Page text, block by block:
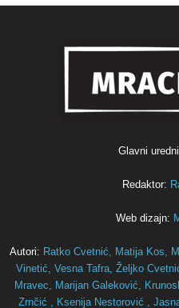
Glavni
Redaktor:
Web dizajn:
Autori: Ratko Cvetnić, Matija Kos,
Vinetić, Vesna Tafra, Željko
Mravec, Marijan Galeković,
Zrnčić , Ksenija Nestorović ,